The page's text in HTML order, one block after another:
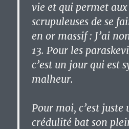
vie et qui permet
scrupuleuses de se
en or massif : J’ai
13. Pour les
c’est un jour qui est
malheur.
Pour moi, c’est juste
crédulité bat son